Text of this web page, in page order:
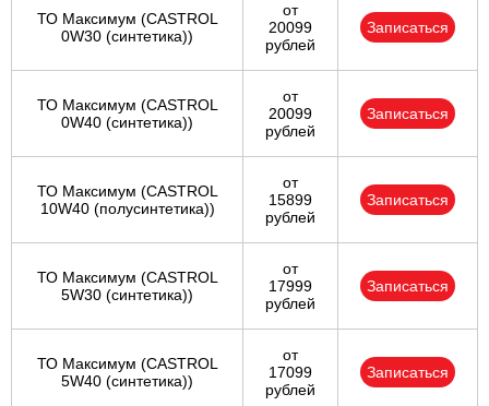
ТО Максимум (CASTROL
0W30 (синтетика))
от
20099
рублей
Записаться
ТО Максимум (CASTROL
0W40 (синтетика))
от
20099
рублей
Записаться
ТО Максимум (CASTROL
10W40 (полусинтетика))
от
15899
рублей
Записаться
ТО Максимум (CASTROL
5W30 (синтетика))
от
17999
рублей
Записаться
ТО Максимум (CASTROL
5W40 (синтетика))
от
17099
рублей
Записаться